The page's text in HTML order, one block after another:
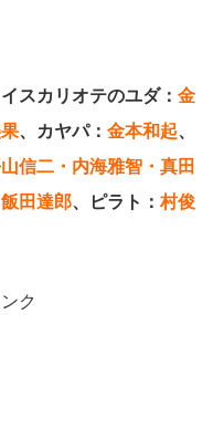
スカリオテのユダ： 金
、カヤパ： 金本和起、
信二・内海雅智・真田
飯田達郎、ピラト：村俊
ク